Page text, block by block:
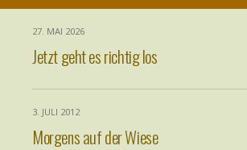
27. MAI 2026
Jetzt geht es richtig los
3. JULI 2012
Morgens auf der Wiese